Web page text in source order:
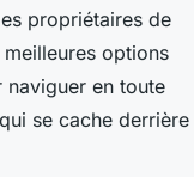
propriétaires de
options
en toute
se cache derrière